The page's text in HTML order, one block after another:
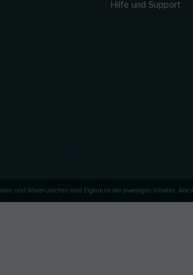
Hilfe und Support
und Warenzeichen sind Eigentum der jeweiligen Inhaber.